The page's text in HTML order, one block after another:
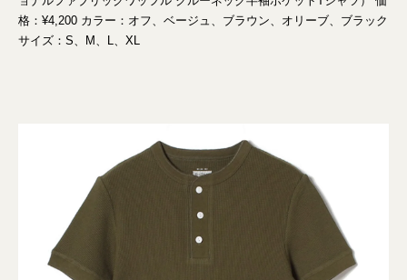
格：¥4,200 カラー：オフ、ベージュ、ブラウン、オリーブ、ブラック
サイズ：S、M、L、XL